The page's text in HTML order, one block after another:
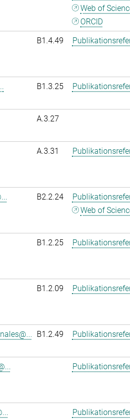
Web of
ORCID
B1.4.49
B1.3.25
A.3.27
A.3.31
B2.2.24
Web of
B1.2.25
B1.2.09
B1.2.49